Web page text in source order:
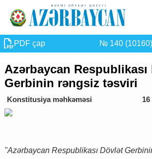
PDF çap № 140 (10160)
Azərbaycan Respublikası
Gerbinin rəngsiz təsviri
Konstitusiya məhkəməsi
"Azərbaycan Respublikası Dövlət